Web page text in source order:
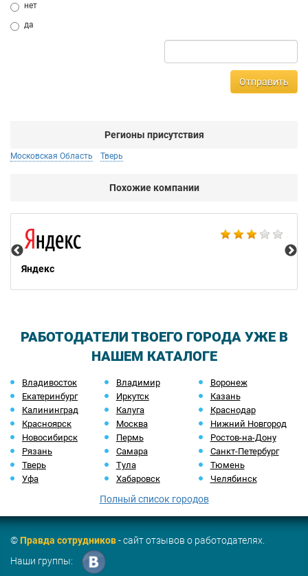
нет
да
Отправить
Регионы присутствия
Московская Область Тверь
Похожие компании
Яндекс
РАБОТОДАТЕЛИ ТВОЕГО ГОРОДА УЖЕ В
НАШЕМ КАТАЛОГЕ
Владивосток Владимир
Воронеж
Екатеринбург
Иркутск
Казань
Калининград
Калуга
Краснодар
Красноярск
Москва
Нижний Новгород
Новосибирск
Пермь
Ростов-на-Дону
Рязань
Самара
Санкт-Петербург
Тверь
Тула
Тюмень
Уфа
Хабаровск Челябинск
Полный список городов
©Правда сотрудников- сайт отзывов о работодателях.
Наши группы: